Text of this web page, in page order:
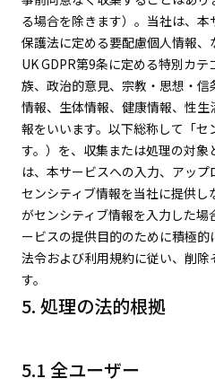
る場合を除きます）。当社は、
保護法に定める要配慮個人情報
UK GDPR第9条に定める特別カ
族、政治的意見、宗教・思想・
情報、生体情報、健康情報、性
報をいいます。以下総称して「セ
す。）を、収集または処理の対
は、本サービスへの入力、アップ
センシティブ情報を当社に提供し
がセンシティブ情報を入力した
ービスの提供目的のために積極
法令および利用規約に従い、削
す。
5. 処理の法的根拠
5.1 全ユーザー